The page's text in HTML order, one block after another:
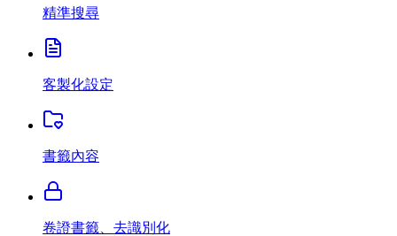
精準搜尋
客製化設定
書籤內容
卷證書籤、去識別化